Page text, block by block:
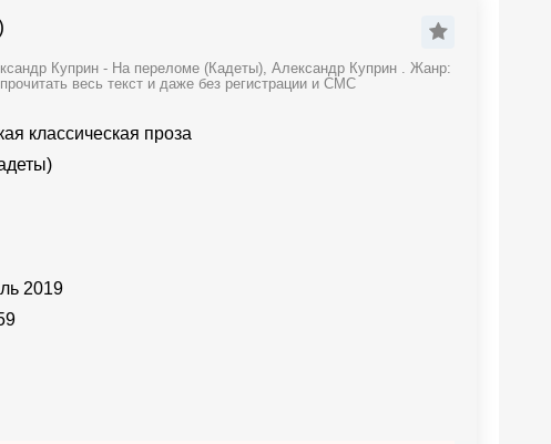
Куприн - На переломе (Кадеты), Александр Куприн . Жанр:
весь текст и даже без регистрации и СМС
классическая проза
2019